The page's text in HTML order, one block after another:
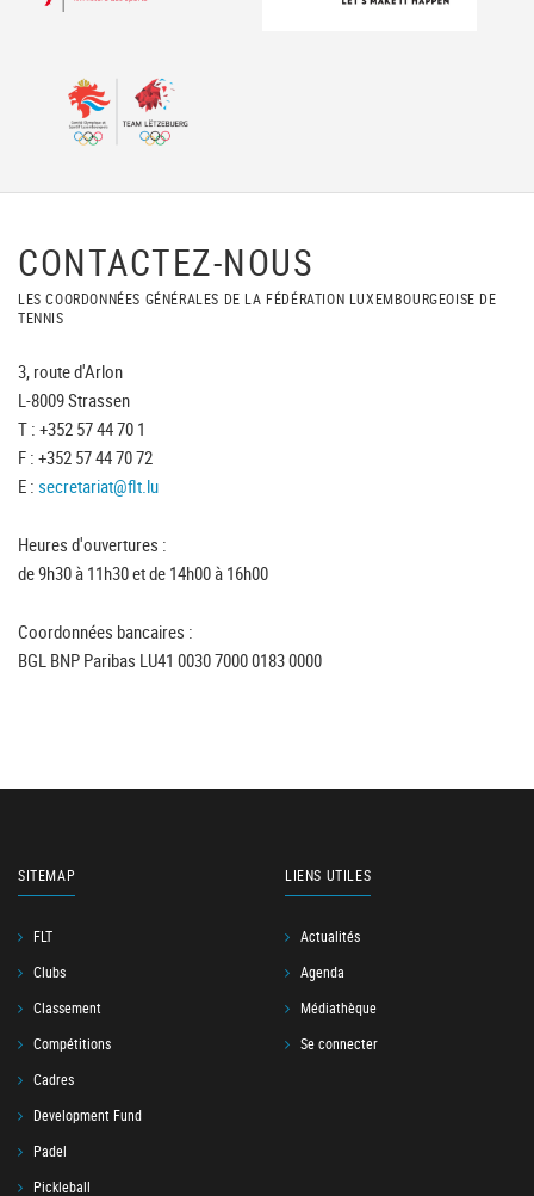
CONTACTEZ-NOUS
LES COORDONNÉES GÉNÉRALES DE LA FÉDÉRATION LUXEMBOURGEOISE DE
TENNIS
3, route d'Arlon
L-8009 Strassen
T : +352 57 44 70 1
F : +352 57 44 70 72
E : secretariat@flt.lu
Heures d'ouvertures :
de 9h30 à 11h30 et de 14h00 à 16h00
Coordonnées bancaires :
BGL BNP Paribas LU41 0030 7000 0183 0000
SITEMAP
FLT
Clubs
Classement
Compétitions
Cadres
Development Fund
Padel
Pickleball
LIENS UTILES
Actualités
Agenda
Médiathèque
Se connecter